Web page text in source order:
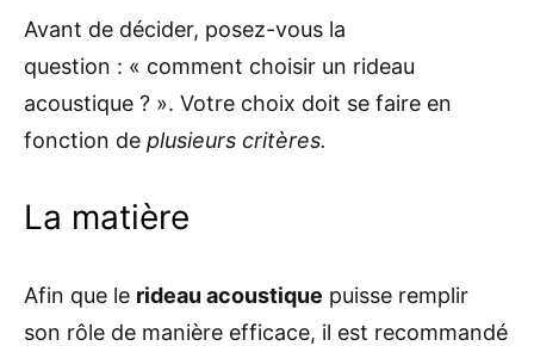
Avant de décider, posez-vous la
question : « comment choisir un rideau
acoustique ? ». Votre choix doit se faire en
fonction de plusieurs critères.
La matière
Afin que le rideau acoustique puisse remplir
son rôle de manière efficace, il est recommandé